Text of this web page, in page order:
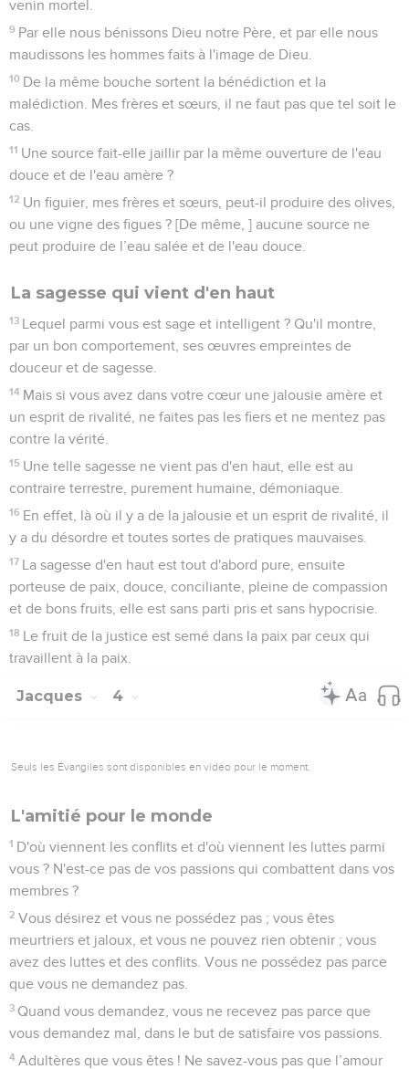
venin mortel.
9 Par elle nous bénissons Dieu notre Père, et par elle nous
maudissons les hommes faits à l'image de Dieu.
10 De la même bouche sortent la bénédiction et la
malédiction. Mes frères et sœurs, il ne faut pas que tel soit le
cas.
11 Une source fait-elle jaillir par la même ouverture de l'eau
douce et de l'eau amère ?
12 Un figuier, mes frères et sœurs, peut-il produire des olives,
ou une vigne des figues ? [De même, ] aucune source ne
peut produire de l’eau salée et de l'eau douce.
La sagesse qui vient d'en haut
13 Lequel parmi vous est sage et intelligent ? Qu'il montre,
par un bon comportement, ses œuvres empreintes de
douceur et de sagesse.
14 Mais si vous avez dans votre cœur une jalousie amère et
un esprit de rivalité, ne faites pas les fiers et ne mentez pas
contre la vérité.
15 Une telle sagesse ne vient pas d'en haut, elle est au
contraire terrestre, purement humaine, démoniaque.
16 En effet, là où il y a de la jalousie et un esprit de rivalité, il
y a du désordre et toutes sortes de pratiques mauvaises.
17 La sagesse d'en haut est tout d'abord pure, ensuite
porteuse de paix, douce, conciliante, pleine de compassion
et de bons fruits, elle est sans parti pris et sans hypocrisie.
18 Le fruit de la justice est semé dans la paix par ceux qui
travaillent à la paix.
Jacques 4
Seuls les Évangiles sont disponibles en vidéo pour le moment.
L'amitié pour le monde
1 D'où viennent les conflits et d'où viennent les luttes parmi
vous ? N'est-ce pas de vos passions qui combattent dans vos
membres ?
2 Vous désirez et vous ne possédez pas ; vous êtes
meurtriers et jaloux, et vous ne pouvez rien obtenir ; vous
avez des luttes et des conflits. Vous ne possédez pas parce
que vous ne demandez pas.
3 Quand vous demandez, vous ne recevez pas parce que
vous demandez mal, dans le but de satisfaire vos passions.
4 Adultères que vous êtes ! Ne savez-vous pas que l’amour